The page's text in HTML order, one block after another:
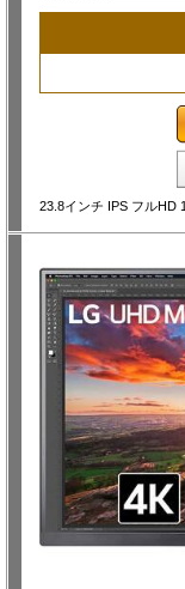
23.8インチ IPS フルHD